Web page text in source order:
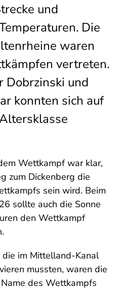
und
Die
waren
vertreten.
Dobrzinski und
konnten sich auf
Wettkampf war klar,
zum Dickenberg die
sein wird. Beim
sollte auch die Sonne
den Wettkampf
im Mittelland-Kanal
mussten, waren die
des Wettkampfs